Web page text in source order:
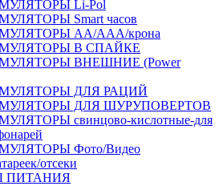
Li-Pol
Smart часов
АА/ААА/крона
В СПАЙКЕ
ВНЕШНИЕ (Power
ДЛЯ РАЦИЙ
ДЛЯ ШУРУПОВЕРТОВ
свинцово-кислотные-для
Фото/Видео
отсеки
ПИТАНИЯ